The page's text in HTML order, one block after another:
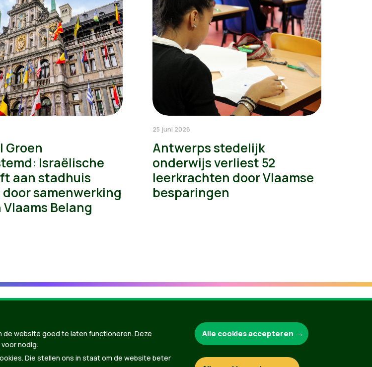
Groen
Israëlische
aan stadhuis
samenwerking
Vlaams Belang
25 juni 2026
Antwerps stedelijk
onderwijs verliest 52
leerkrachten door Vlaamse
besparingen
Groen.be
website goed te laten functioneren. Deze
nodig.
Die stellen ons in staat om de website beter
Alle cookies accepteren